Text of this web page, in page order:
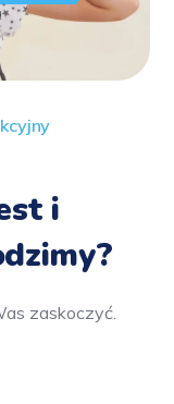
i
zaskoczyć.